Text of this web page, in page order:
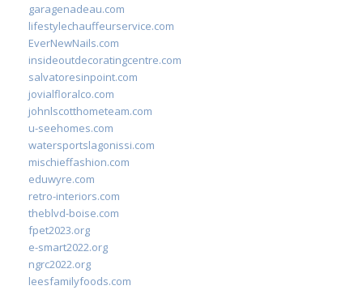
garagenadeau.com
lifestylechauffeurservice.com
EverNewNails.com
insideoutdecoratingcentre.com
salvatoresinpoint.com
jovialfloralco.com
johnlscotthometeam.com
u-seehomes.com
watersportslagonissi.com
mischieffashion.com
eduwyre.com
retro-interiors.com
theblvd-boise.com
fpet2023.org
e-smart2022.org
ngrc2022.org
leesfamilyfoods.com